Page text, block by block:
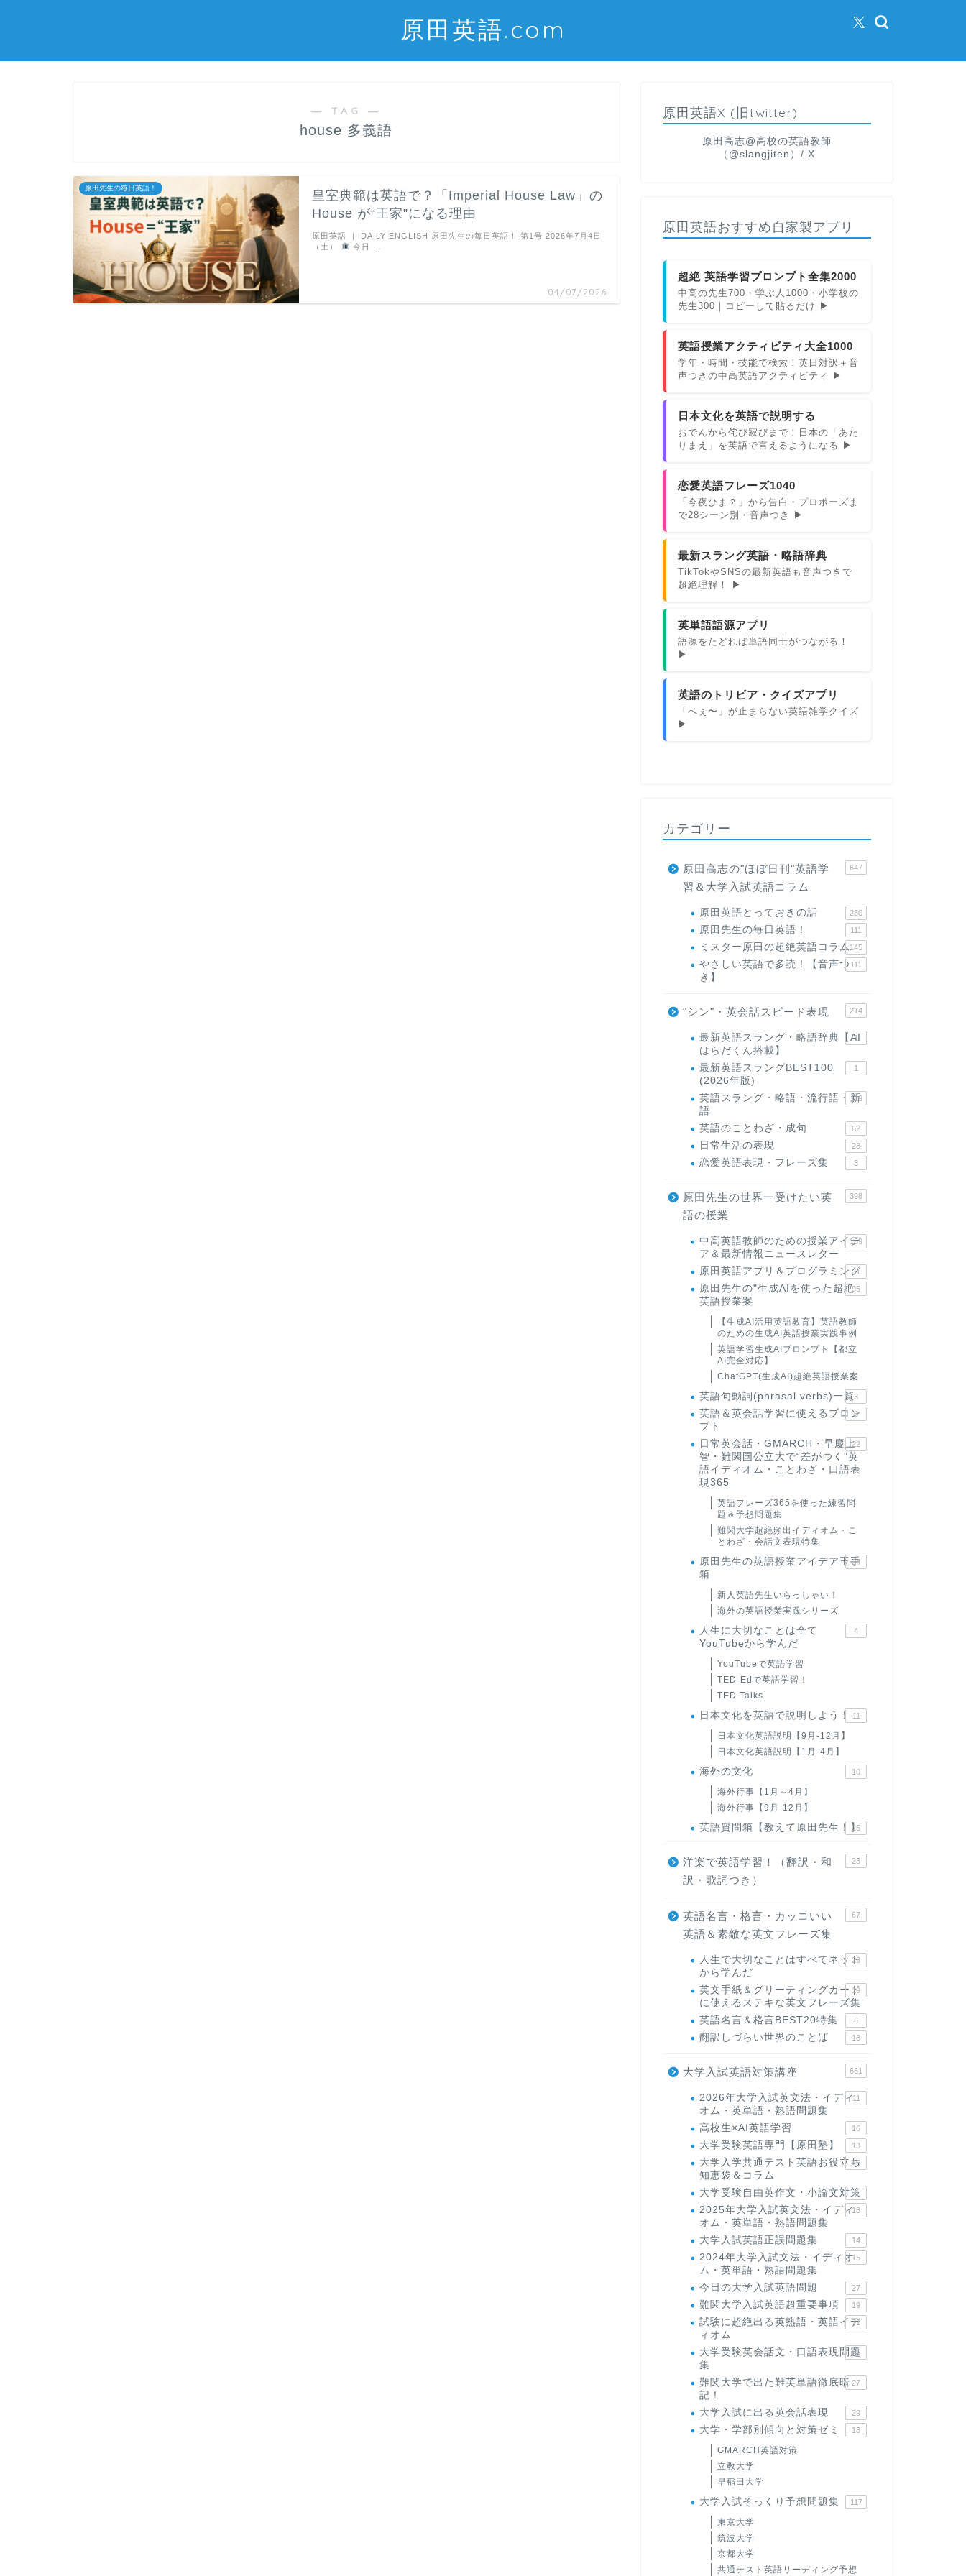
原田英語.com
― TAG ―
house 多義語
原田先生の毎日英語！
皇室典範は英語で？「Imperial House Law」の
House が“王家”になる理由
04/07/2026
原田英語 ｜ DAILY ENGLISH 原田先生の毎日英語！ 第1号 2026年7月4日
（土）
今日 …
原田英語X (旧twitter)
原田高志@高校の英語教師
（@slangjiten）/ X
原田英語おすすめ自家製アプリ
超絶 英語学習プロンプト全集2000
中高の先生700・学ぶ人1000・小学校の
先生300｜コピーして貼るだけ ▶
英語授業アクティビティ大全1000
学年・時間・技能で検索！英日対訳＋音
声つきの中高英語アクティビティ ▶
日本文化を英語で説明する
おでんから侘び寂びまで！日本の「あた
りまえ」を英語で言えるようになる ▶
恋愛英語フレーズ1040
「今夜ひま？」から告白・プロポーズま
で28シーン別・音声つき ▶
最新スラング英語・略語辞典
TikTokやSNSの最新英語も音声つきで
超絶理解！ ▶
英単語語源アプリ
語源をたどれば単語同士がつながる！
▶
英語のトリビア・クイズアプリ
「へぇ〜」が止まらない英語雑学クイズ
▶
カテゴリー
原田高志の"ほぼ日刊"英語学
習＆大学入試英語コラム
647
原田英語とっておきの話 280
原田先生の毎日英語！ 111
ミスター原田の超絶英語コラム145
やさしい英語で多読！【音声つ
き】
111
"シン"・英会話スピード表現 214
最新英語スラング・略語辞典【AI
はらだくん搭載】
1
最新英語スラングBEST100
(2026年版)
1
英語スラング・略語・流行語・新
語
119
英語のことわざ・成句 62
日常生活の表現 28
恋愛英語表現・フレーズ集 3
原田先生の世界一受けたい英
語の授業
398
中高英語教師のための授業アイデ
ア＆最新情報ニュースレター
169
原田英語アプリ＆プログラミング
31
原田先生の"生成AIを使った超絶
英語授業案
95
【生成AI活用英語教育】英語教師
のための生成AI英語授業実践事例
英語学習生成AIプロンプト【都立
AI完全対応】
ChatGPT(生成AI)超絶英語授業案
英語句動詞(phrasal verbs)一覧3
英語＆英会話学習に使えるプロン
プト
6
日常英会話・GMARCH・早慶上
智・難関国公立大で“差がつく”英
語イディオム・ことわざ・口語表
現365
22
英語フレーズ365を使った練習問
題＆予想問題集
難関大学超絶頻出イディオム・こ
とわざ・会話文表現特集
原田先生の英語授業アイデア玉手
箱
24
新人英語先生いらっしゃい！
海外の英語授業実践シリーズ
人生に大切なことは全て
YouTubeから学んだ
4
YouTubeで英語学習
TED-Edで英語学習！
TED Talks
日本文化を英語で説明しよう！ 11
日本文化英語説明【9月-12月】
日本文化英語説明【1月-4月】
海外の文化 10
海外行事【1月～4月】
海外行事【9月-12月】
英語質問箱【教えて原田先生！】
25
洋楽で英語学習！（翻訳・和
訳・歌詞つき）
23
英語名言・格言・カッコいい
英語＆素敵な英文フレーズ集
67
人生で大切なことはすべてネット
から学んだ
23
英文手紙＆グリーティングカード
に使えるステキな英文フレーズ集
19
英語名言＆格言BEST20特集 6
翻訳しづらい世界のことば 18
大学入試英語対策講座 661
2026年大学入試英文法・イディ
オム・英単語・熟語問題集
11
高校生×AI英語学習 16
大学受験英語専門【原田塾】 13
大学入学共通テスト英語お役立ち
知恵袋＆コラム
45
大学受験自由英作文・小論文対策
8
2025年大学入試英文法・イディ
オム・英単語・熟語問題集
18
大学入試英語正誤問題集 14
2024年大学入試文法・イディオ
ム・英単語・熟語問題集
15
今日の大学入試英語問題 27
難関大学入試英語超重要事項 19
試験に超絶出る英熟語・英語イデ
ィオム
71
大学受験英会話文・口語表現問題
集
35
難関大学で出た難英単語徹底暗
記！
27
大学入試に出る英会話表現 29
大学・学部別傾向と対策ゼミ 18
GMARCH英語対策
立教大学
早稲田大学
大学入試そっくり予想問題集 117
東京大学
筑波大学
京都大学
共通テスト英語リーディング予想